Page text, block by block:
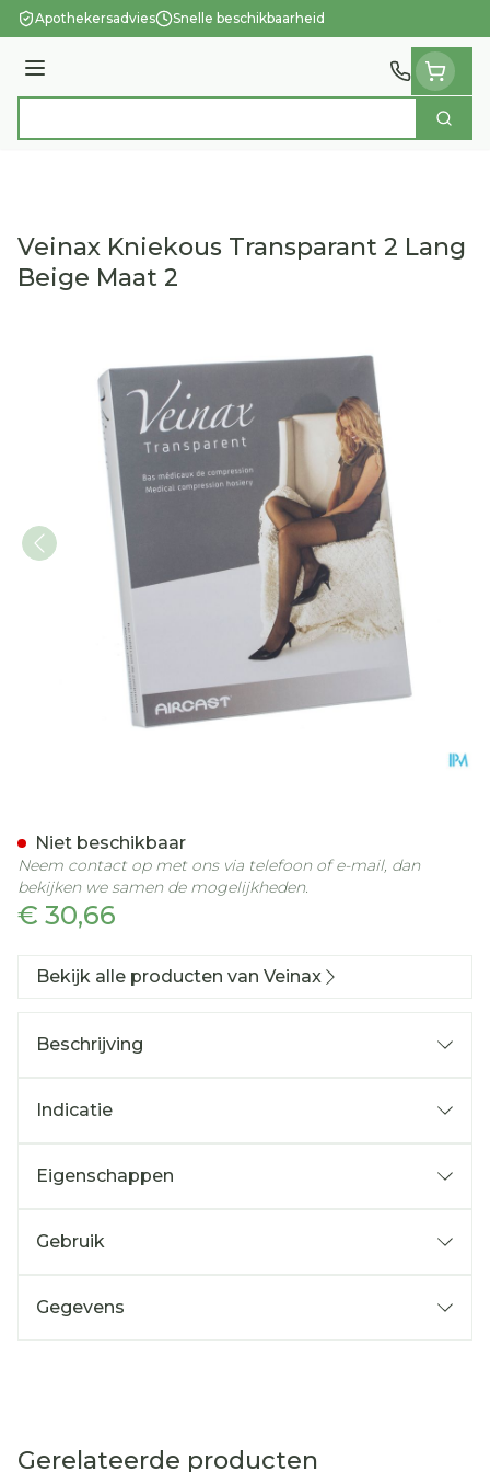
Ga naar de inhoud
Apothekersadvies Snelle beschikbaarheid
Menu
Zoek
Veinax Kniekous Transparant 2 Lang
Beige Maat 2
€ 30,66
Niet beschikbaar
Neem contact op met ons via telefoon of e-mail, dan
bekijken we samen de mogelijkheden.
Bekijk alle producten van Veinax
Beschrijving
Indicatie
Eigenschappen
Gebruik
Gegevens
Gerelateerde producten